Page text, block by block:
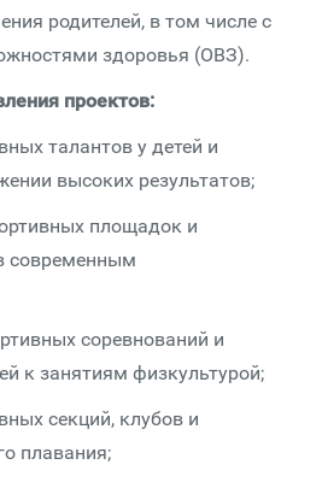
родителей, в том числе с
здоровья (ОВЗ).
проектов:
талантов у детей и
высоких результатов;
площадок и
современным
соревнований и
к занятиям физкультурой;
секций, клубов и
плавания;